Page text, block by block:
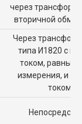
через
вторичной
Через
типа И1820 с
током, рав­ным
измерения, и
током